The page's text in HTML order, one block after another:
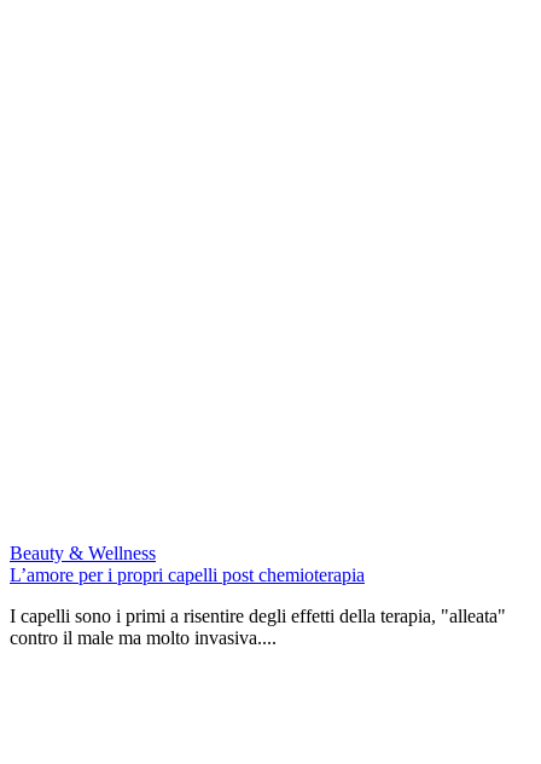
Beauty & Wellness
L’amore per i propri capelli post chemioterapia
I capelli sono i primi a risentire degli effetti della terapia, "alleata"
contro il male ma molto invasiva....